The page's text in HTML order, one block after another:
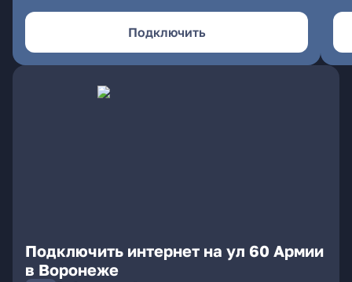
Подключить
Подключить интернет на ул 60 Армии
в Воронеже